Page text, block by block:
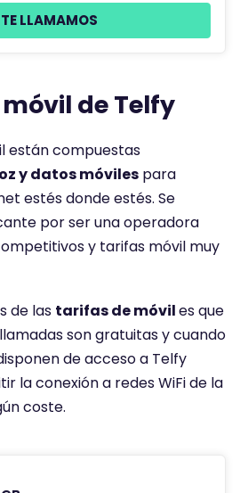
TE LLAMAMOS
de Telfy
están compuestas
y datos móviles para
estés donde estés. Se
por ser una operadora
y tarifas móvil muy
de las tarifas de móviles que
son gratuitas y cuando
de acceso a Telfy
la conexión a redes WiFi de la
coste.